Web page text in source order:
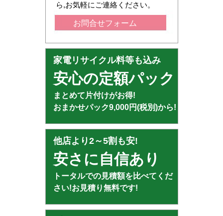
ら,お気軽にご連絡ください。
お問合せフォーム
家電リサイクル料等も込み
安心の定額パック
まとめて片付けがお得!
おまかせパック9,000円(税別)から!
他店より2～5割も安!
安さに自信あり
トータルでの見積額を比べてくだ
さい!お見積り無料です!